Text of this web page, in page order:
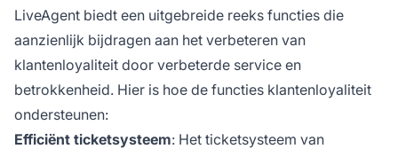
LiveAgent biedt een uitgebreide reeks functies die
aanzienlijk bijdragen aan het verbeteren van
klantenloyaliteit door verbeterde service en
betrokkenheid. Hier is hoe de functies klantenloyaliteit
ondersteunen:
Efficiënt ticketsysteem: Het ticketsysteem van